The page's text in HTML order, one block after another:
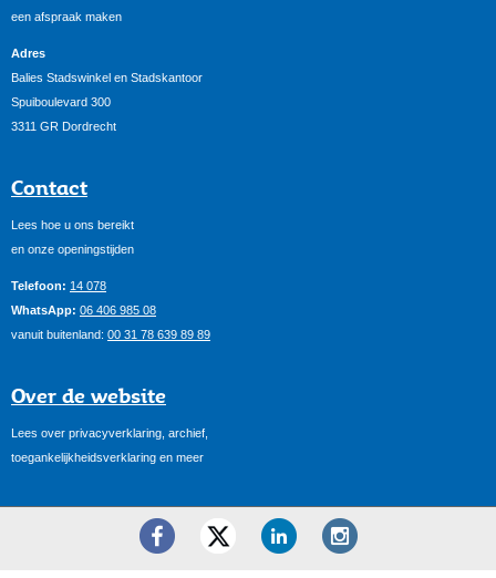
een afspraak maken
Adres
Balies Stadswinkel en Stadskantoor
Spuiboulevard 300
3311 GR Dordrecht
Contact
Lees hoe u ons bereikt
en onze openingstijden
Telefoon: 14 078
WhatsApp: 06 406 985 08
vanuit buitenland: 00 31 78 639 89 89
Over de website
Lees over privacyverklaring, archief,
toegankelijkheidsverklaring en meer